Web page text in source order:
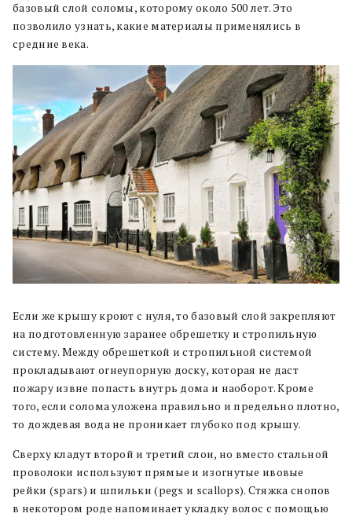
базовый слой соломы, которому около 500 лет. Это
позволило узнать, какие материалы применялись в
средние века.
Если же крышу кроют с нуля, то базовый слой закрепляют
на подготовленную заранее обрешетку и стропильную
систему. Между обрешеткой и стропильной системой
прокладывают огнеупорную доску, которая не даст
пожару извне попасть внутрь дома и наоборот. Кроме
того, если солома уложена правильно и предельно плотно,
то дождевая вода не проникает глубоко под крышу.
Сверху кладут второй и третий слои, но вместо стальной
проволоки используют прямые и изогнутые ивовые
рейки (spars) и шпильки (pegs и scallops). Стяжка снопов
в некотором роде напоминает укладку волос с помощью